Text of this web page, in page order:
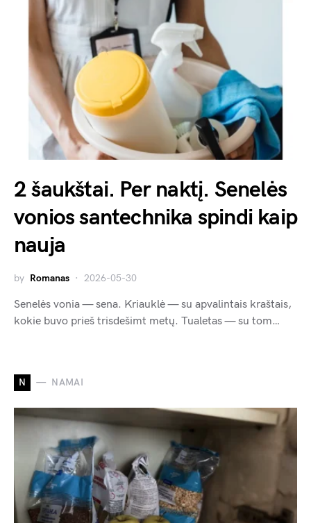
2 šaukštai. Per naktį. Senelės
vonios santechnika spindi kaip
nauja
by Romanas 2026-05-30
Senelės vonia — sena. Kriauklė — su apvalintais kraštais,
kokie buvo prieš trisdešimt metų. Tualetas — su tom…
N NAMAI